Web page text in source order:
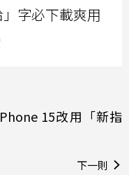
字必下載爽用
15改用「新指
下一則